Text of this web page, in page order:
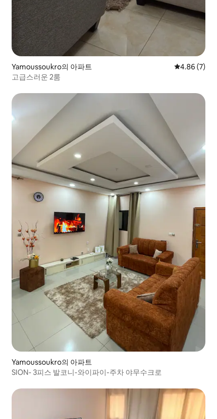
Yamoussoukro의 아파트 평점 4.86점
4.86 (7)
고급스러운 2룸
Yamoussoukro의 아파트
SION- 3피스 발코니-와이파이-주차 야무수크로